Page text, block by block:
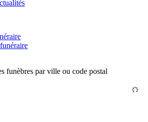
funèbres par ville ou code postal